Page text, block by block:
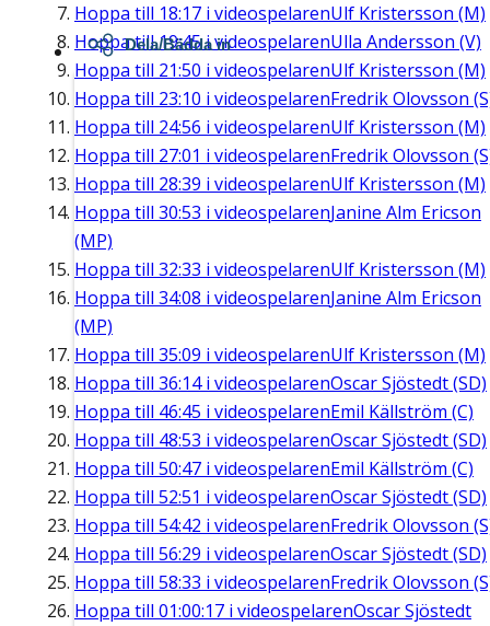
Hoppa till 18:17 i videospelarenUlf Kristersson (M)
Hoppa till19:45i videospelarenUlla Andersson (V)
Hoppa till 21:50 i videospelarenUlf Kristersson (M)
Hoppa till 23:10 i videospelarenFredrik Olovsson
Hoppa till 24:56 i videospelarenUlf Kristersson (M)
Hoppa till 27:01 i videospelarenFredrik Olovsson
Hoppa till 28:39 i videospelarenUlf Kristersson (M)
Hoppa till 30:53 i videospelarenJanine Alm Ericson
(MP)
Hoppa till 32:33 i videospelarenUlf Kristersson (M)
Hoppa till 34:08 i videospelarenJanine Alm Ericson
(MP)
Hoppa till 35:09 i videospelarenUlf Kristersson (M)
Hoppa till 36:14i videospelarenOscar Sjöstedt (SD)
Hoppa till 46:45 i videospelarenEmil Källström (C)
Hoppa till 48:53 i videospelarenOscar Sjöstedt (SD)
Hoppa till 50:47 i videospelarenEmil Källström (C)
Hoppa till 52:51 i videospelarenOscar Sjöstedt (SD)
Hoppa till 54:42 i videospelarenFredrik Olovsson
Hoppa till 56:29 i videospelarenOscar Sjöstedt (SD)
Hoppa till 58:33 i videospelarenFredrik Olovsson
Hoppa till 01:00:17 i videospelarenOscar Sjöstedt
Dela/Bädda in